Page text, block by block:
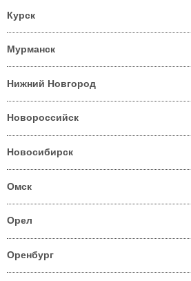
Курск
Мурманск
Нижний Новгород
Новороссийск
Новосибирск
Омск
Орел
Оренбург